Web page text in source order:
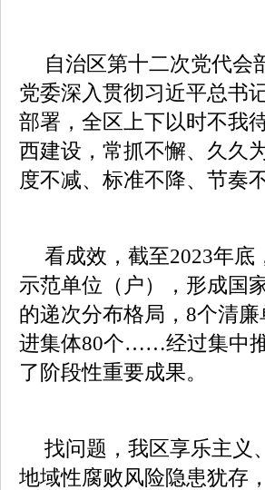
自治区第十二次党代会
党委深入贯彻习近平总书
部署，全区上下以时不我
西建设，常抓不懈、久久
度不减、标准不降、节奏不
看成效，截至2023年
示范单位（户），形成国
的递次分布格局，8个清
进集体80个……经过集中
了阶段性重要成果。
找问题，我区享乐主义
地域性腐败风险隐患犹